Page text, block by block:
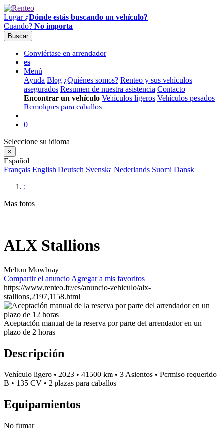
Lugar ¿Dónde estás buscando un vehículo?
Cuando? No importa
Buscar
Conviértase en arrendador
es
Menú
Ayuda Blog ¿Quiénes somos? Renteo y sus vehículos
asegurados Resumen de nuestra asistencia Contacto
Encontrar un vehículo Vehículos ligeros Vehículos pesados
Remolques para caballos
0
Seleccione su idioma
×
Español
Français English Deutsch Svenska Nederlands Suomi Dansk
:
Mas fotos
ALX Stallions
Melton Mowbray
Compartir el anuncio Agregar a mis favoritos
https://www.renteo.fr//es/anuncio-vehiculo/alx-
stallions,2197,1158.html
Aceptación manual de la reserva por parte del arrendador en un
plazo de 2 horas
Descripción
Vehículo ligero • 2023 • 41500 km • 3 Asientos • Permiso requerido
B • 135 CV • 2 plazas para caballos
Equipamientos
No fumar